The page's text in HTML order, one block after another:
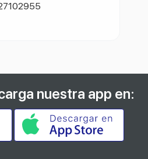
nuestra app en: